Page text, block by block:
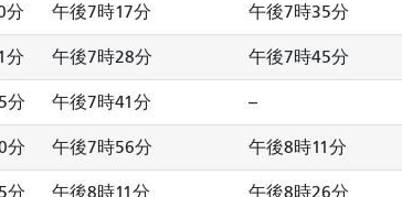
分 午後7時17分 午後7時35分
分 午後7時28分 午後7時45分
分 午後7時41分 --
分 午後7時56分 午後8時11分
分 午後8時11分 午後8時26分